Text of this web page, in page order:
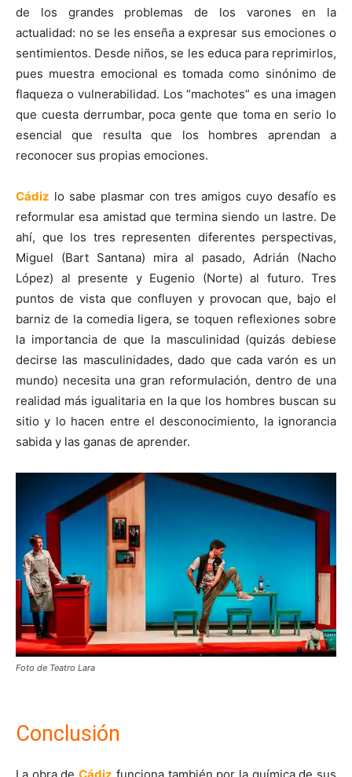
de los grandes problemas de los varones en la
actualidad: no se les enseña a expresar sus emociones o
sentimientos. Desde niños, se les educa para reprimirlos,
pues muestra emocional es tomada como sinónimo de
flaqueza o vulnerabilidad. Los “machotes” es una imagen
que cuesta derrumbar, poca gente que toma en serio lo
esencial que resulta que los hombres aprendan a
reconocer sus propias emociones.
Cádiz lo sabe plasmar con tres amigos cuyo desafío es
reformular esa amistad que termina siendo un lastre. De
ahí, que los tres representen diferentes perspectivas,
Miguel (Bart Santana) mira al pasado, Adrián (Nacho
López) al presente y Eugenio (Norte) al futuro. Tres
puntos de vista que confluyen y provocan que, bajo el
barniz de la comedia ligera, se toquen reflexiones sobre
la importancia de que la masculinidad (quizás debiese
decirse las masculinidades, dado que cada varón es un
mundo) necesita una gran reformulación, dentro de una
realidad más igualitaria en la que los hombres buscan su
sitio y lo hacen entre el desconocimiento, la ignorancia
sabida y las ganas de aprender.
Foto de Teatro Lara
Conclusión